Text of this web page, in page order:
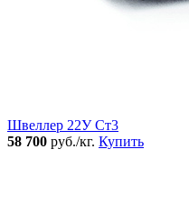
Швеллер 22У Ст3
58 700 руб./кг. Купить